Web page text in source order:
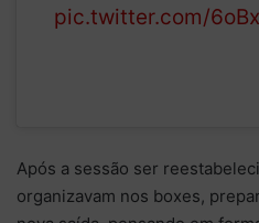
pic.twitter.com/
Após a sessão ser
organizavam nos boxes,